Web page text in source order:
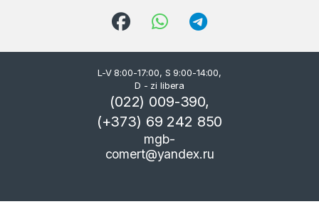
L-V 8:00-17:00, S 9:00-14:00,
D - zi libera
(022) 009-390,
(+373) 69 242 850
mgb-
comert@yandex.ru